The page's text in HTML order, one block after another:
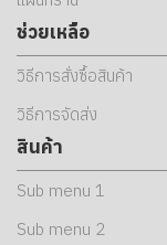
ช่วยเหลือ
วิธีการสั่งซื้อสินค้า
วิธีการจัดส่ง
สินค้า
Sub menu 1
Sub menu 2